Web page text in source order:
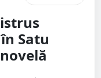
Satu